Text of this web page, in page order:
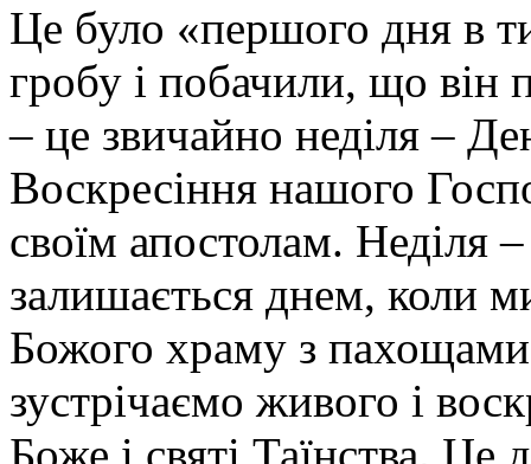
Це було «першого дня в
гробу і побачили, що
– це звичайно неділя –
Воскресіння нашого
своїм апостолам. Неділя
залишається днем, коли
Божого храму з пахощами
зустрічаємо живого і
Боже і святі Таїнства.